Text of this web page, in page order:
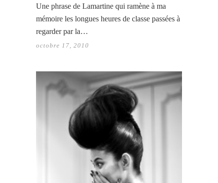
Une phrase de Lamartine qui ramène à ma
mémoire les longues heures de classe passées à
regarder par la…
octobre 17, 2010